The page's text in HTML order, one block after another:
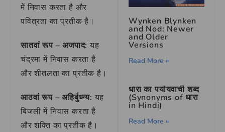
में निवास करता है और
पवित्रता का प्रतीक है।
सातवां रूप – अजपाद: यह
चंद्रमा में निवास करता है
और शीतलता का प्रतीक है।
आठवां रूप – अहिर्बुध्न्य: यह
बिजली में निवास करता है
और शक्ति का प्रतीक है।
Wynken Blynken
and Nod: Newer
and Older
Versions
Read More »
धारा का पर्यायवाची शब्द
(Synonyms of धारा
in Hindi)
Read More »